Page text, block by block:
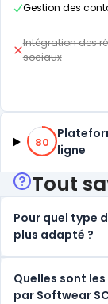
Gestion des
Intégration des
sociaux
80% de
80 ligne
Tout
Pour quel type
plus adapté ?
Quelles sont
par Softwear